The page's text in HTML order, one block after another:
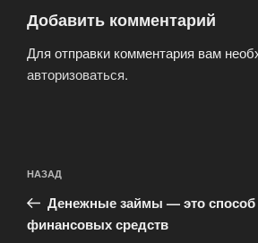
Добавить комментарий
Для отправки комментария вам
авторизоваться.
по
записям
Предыдущая
запись:
НАЗАД
Денежные займы — это способ
финансовых средств